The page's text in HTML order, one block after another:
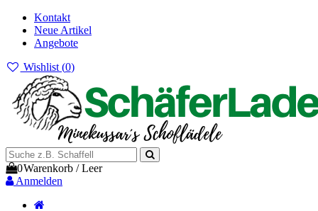
Kontakt
Neue Artikel
Angebote
Wishlist (0)
0Warenkorb /Leer
Anmelden